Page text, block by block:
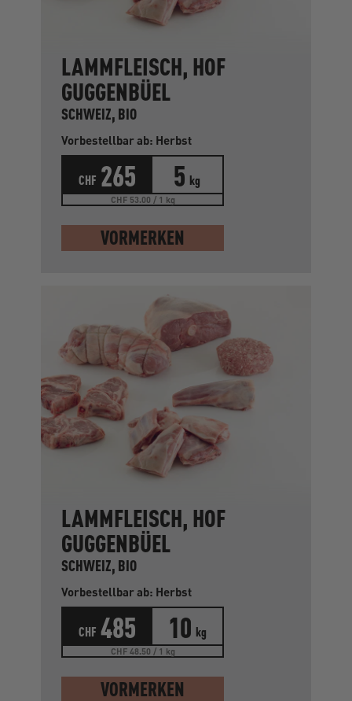
LAMMFLEISCH, HOF
GUGGENBÜEL
SCHWEIZ, BIO
Vorbestellbar ab: Herbst
CHF 265 5 kg
CHF 53.00 / 1 kg
VORMERKEN
LAMMFLEISCH, HOF
GUGGENBÜEL
SCHWEIZ, BIO
Vorbestellbar ab: Herbst
CHF 485 10 kg
CHF 48.50 / 1 kg
VORMERKEN